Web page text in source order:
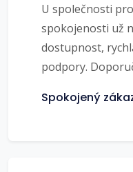
U společnosti
spokojenosti už
dostupnost,
podpory.
Spokojený